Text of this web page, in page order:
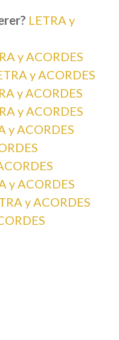
LETRA y
y ACORDES
y ACORDES
y ACORDES
y ACORDES
y ACORDES
y ACORDES
y ACORDES